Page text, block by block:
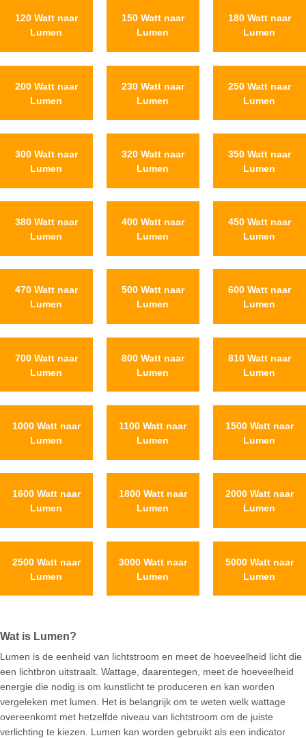
120 Watt naar
Lumen
150 Watt naar
Lumen
180 Watt naar
Lumen
200 Watt naar
Lumen
230 Watt naar
Lumen
250 Watt naar
Lumen
300 Watt naar
Lumen
320 Watt naar
Lumen
350 Watt naar
Lumen
380 Watt naar
Lumen
400 Watt naar
Lumen
450 Watt naar
Lumen
470 Watt naar
Lumen
500 Watt naar
Lumen
600 Watt naar
Lumen
700 Watt naar
Lumen
800 Watt naar
Lumen
810 Watt naar
Lumen
1000 Watt naar
Lumen
1100 Watt naar
Lumen
1500 Watt naar
Lumen
1600 Watt naar
Lumen
1800 Watt naar
Lumen
2000 Watt naar
Lumen
2500 Watt naar
Lumen
3000 Watt naar
Lumen
5000 Watt naar
Lumen
Wat is Lumen?
Lumen is de eenheid van lichtstroom en meet de hoeveelheid licht die
een lichtbron uitstraalt. Wattage, daarentegen, meet de hoeveelheid
energie die nodig is om kunstlicht te produceren en kan worden
vergeleken met lumen. Het is belangrijk om te weten welk wattage
overeenkomt met hetzelfde niveau van lichtstroom om de juiste
verlichting te kiezen. Lumen kan worden gebruikt als een indicator